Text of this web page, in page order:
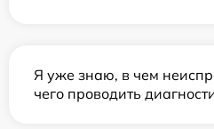
Я уже знаю, в чем
чего проводить